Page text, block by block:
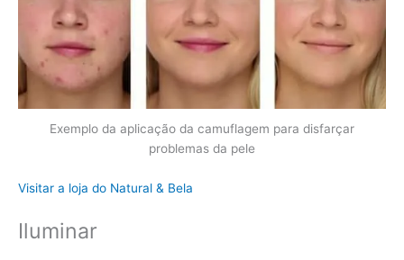
Exemplo da aplicação da camuflagem para disfarçar
problemas da pele
Visitar a loja do Natural & Bela
Iluminar